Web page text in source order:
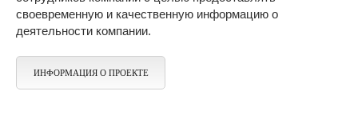
своевременную и качественную информацию о
деятельности компании.
ИНФОРМАЦИЯ О ПРОЕКТЕ